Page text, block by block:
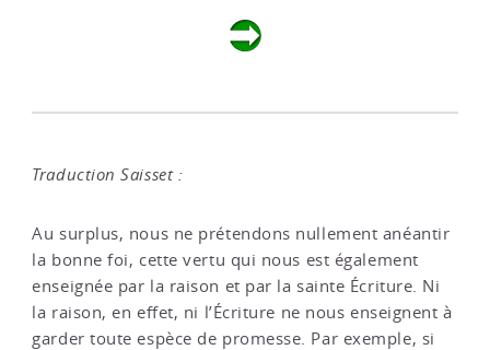
Traduction Saisset :
Au surplus, nous ne prétendons nullement anéantir
la bonne foi, cette vertu qui nous est également
enseignée par la raison et par la sainte Écriture. Ni
la raison, en effet, ni l’Écriture ne nous enseignent à
garder toute espèce de promesse. Par exemple, si